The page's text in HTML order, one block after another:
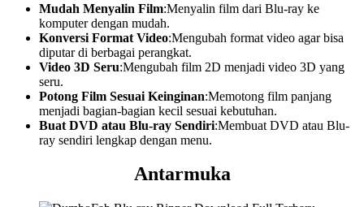
Mudah Menyalin Film:Menyalin film dari Blu-ray ke
komputer dengan mudah.
Konversi Format Video:Mengubah format video agar bisa
diputar di berbagai perangkat.
Video 3D Seru:Mengubah film 2D menjadi video 3D yang
seru.
Potong Film Sesuai Keinginan:Memotong film panjang
menjadi bagian-bagian kecil sesuai kebutuhan.
Buat DVD atau Blu-ray Sendiri:Membuat DVD atau Blu-
ray sendiri lengkap dengan menu.
Antarmuka